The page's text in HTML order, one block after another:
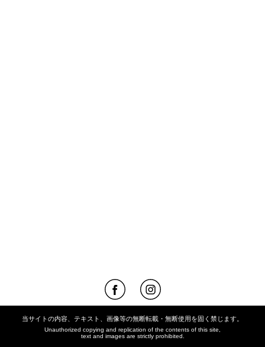
当サイトの内容、テキスト、画像等の無断転載・無断使用を固く禁じます。
Unauthorized copying and replication of the contents of this site,
text and images are strictly prohibited.